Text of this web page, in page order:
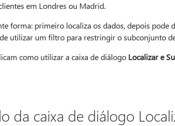
em Londres ou Madrid.
forma: primeiro localiza os dados, depois pode
utilizar um filtro para restringir o subconjunto
como utilizar a caixa de diálogo Localizar e
da caixa de diálogo